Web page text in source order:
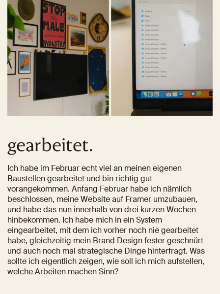
gearbeitet.
Ich habe im Februar echt viel an meinen eigenen
Baustellen gearbeitet und bin richtig gut
vorangekommen. Anfang Februar habe ich nämlich
beschlossen, meine Website auf Framer umzubauen,
und habe das nun innerhalb von drei kurzen Wochen
hinbekommen. Ich habe mich in ein System
eingearbeitet, mit dem ich vorher noch nie gearbeitet
habe, gleichzeitig mein Brand Design fester geschnürt
und auch noch mal strategische Dinge hinterfragt. Was
sollte ich eigentlich zeigen, wie soll ich mich aufstellen,
welche Arbeiten machen Sinn?